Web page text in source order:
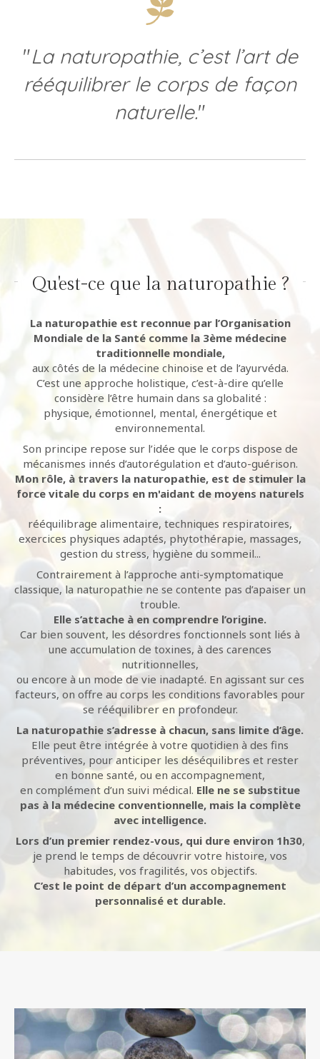
"La naturopathie, c’est l’art de
rééquilibrer le corps de façon
naturelle."
Qu'est-ce que la naturopathie ?
La naturopathie est reconnue par l’Organisation
Mondiale de la Santé comme la 3ème médecine
traditionnelle mondiale,
aux côtés de la médecine chinoise et de l’ayurvéda.
C’est une approche holistique, c’est-à-dire qu’elle
considère l’être humain dans sa globalité :
physique, émotionnel, mental, énergétique et
environnemental.
Son principe repose sur l’idée que le corps dispose de
mécanismes innés d’autorégulation et d’auto-guérison.
Mon rôle, à travers la naturopathie, est de stimuler la
force vitale du corps en m'aidant de moyens naturels
:
rééquilibrage alimentaire, techniques respiratoires,
exercices physiques adaptés, phytothérapie, massages,
gestion du stress, hygiène du sommeil...
Contrairement à l’approche anti-symptomatique
classique, la naturopathie ne se contente pas d’apaiser un
trouble.
Elle s’attache à en comprendre l’origine.
Car bien souvent, les désordres fonctionnels sont liés à
une accumulation de toxines, à des carences
nutritionnelles,
ou encore à un mode de vie inadapté. En agissant sur ces
facteurs, on offre au corps les conditions favorables pour
se rééquilibrer en profondeur.
La naturopathie s’adresse à chacun, sans limite d’âge.
Elle peut être intégrée à votre quotidien à des fins
préventives, pour anticiper les déséquilibres et rester
en bonne santé, ou en accompagnement,
en complément d’un suivi médical. Elle ne se substitue
pas à la médecine conventionnelle, mais la complète
avec intelligence.
Lors d’un premier rendez-vous, qui dure environ 1h30,
je prend le temps de découvrir votre histoire, vos
habitudes, vos fragilités, vos objectifs.
C’est le point de départ d’un accompagnement
personnalisé et durable.